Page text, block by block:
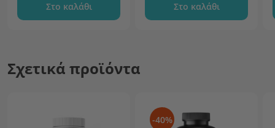
Στο καλάθι Στο καλάθι
Σχετικά προϊόντα
-40%